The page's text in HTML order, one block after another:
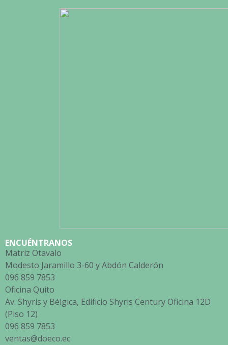
ENCUÉNTRANOS
Matriz Otavalo
Modesto Jaramillo 3-60 y Abdón Calderón
096 859 7853
Oficina Quito
Av. Shyris y Bélgica, Edificio Shyris Century Oficina 12D
(Piso 12)
096 859 7853
ventas@doeco.ec